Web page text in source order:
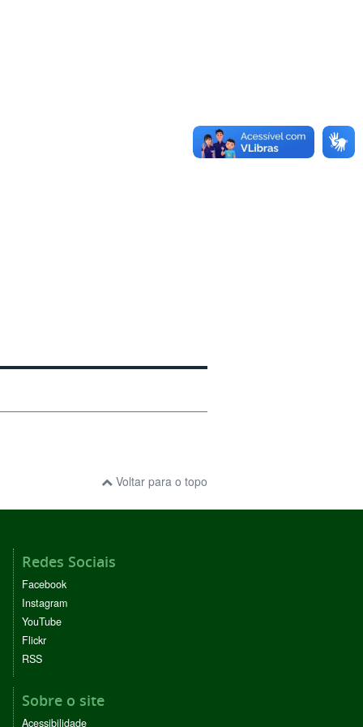
Voltar para o topo
Redes Sociais
Facebook
Instagram
YouTube
Flickr
RSS
Sobre o site
Acessibilidade